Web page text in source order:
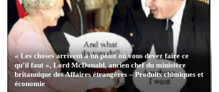
« Les choses arrivent à un point où vous devez faire ce
qu’il faut », Lord McDonald, ancien chef du ministère
britannique des Affaires étrangères – Produits chimiques et
économie